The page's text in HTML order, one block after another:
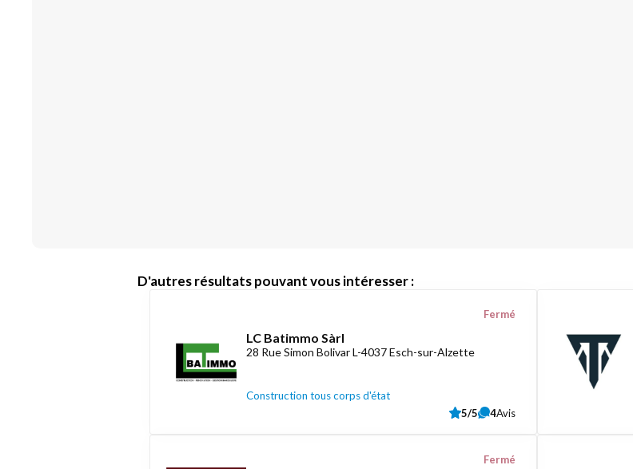
D'autres résultats pouvant vous intéresser :
LC Batimmo Sàrl
28 Rue Simon Bolivar L-4037 Esch-sur-Alzette
Construction tous corps d'état
Fermé
5/5 4Avis
Fermé